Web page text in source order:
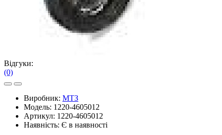
Відгуки:
(0)
Виробник: МТЗ
Модель: 1220-4605012
Артикул: 1220-4605012
Наявність: Є в наявності